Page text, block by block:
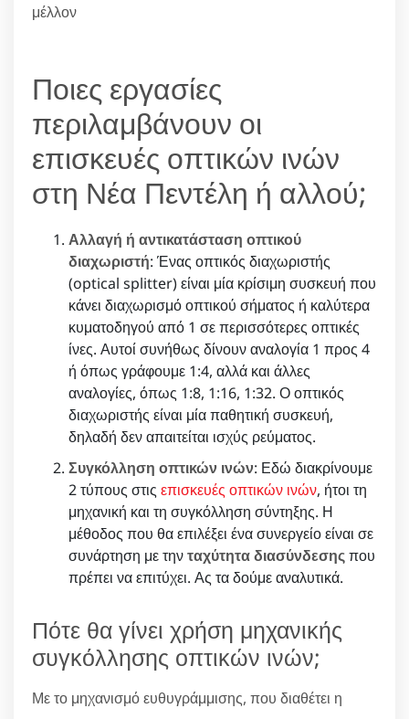
μέλλον
Ποιες εργασίες
περιλαμβάνουν οι
επισκευές οπτικών ινών
στη Νέα Πεντέλη ή αλλού;
Αλλαγή ή αντικατάσταση οπτικού
διαχωριστή: Ένας οπτικός διαχωριστής
(optical splitter) είναι μία κρίσιμη συσκευή που
κάνει διαχωρισμό οπτικού σήματος ή καλύτερα
κυματοδηγού από 1 σε περισσότερες οπτικές
ίνες. Αυτοί συνήθως δίνουν αναλογία 1 προς 4
ή όπως γράφουμε 1:4, αλλά και άλλες
αναλογίες, όπως 1:8, 1:16, 1:32. Ο οπτικός
διαχωριστής είναι μία παθητική συσκευή,
δηλαδή δεν απαιτείται ισχύς ρεύματος.
Συγκόλληση οπτικών ινών: Εδώ διακρίνουμε
2 τύπους στις επισκευές οπτικών ινών, ήτοι τη
μηχανική και τη συγκόλληση σύντηξης. Η
μέθοδος που θα επιλέξει ένα συνεργείο είναι σε
συνάρτηση με τηνταχύτητα διασύνδεσηςπου
πρέπει να επιτύχει. Ας τα δούμε αναλυτικά.
Πότε θα γίνει χρήση μηχανικής
συγκόλλησης οπτικών ινών;
Με το μηχανισμό ευθυγράμμισης, που διαθέτει η